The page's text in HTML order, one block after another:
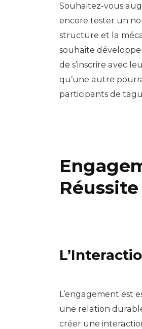
Souhaitez-vous
encore tester un
structure et la
souhaite
de s’inscrire avec
qu’une autre
participants de
Réussite
L’engagement est
une relation
créer une